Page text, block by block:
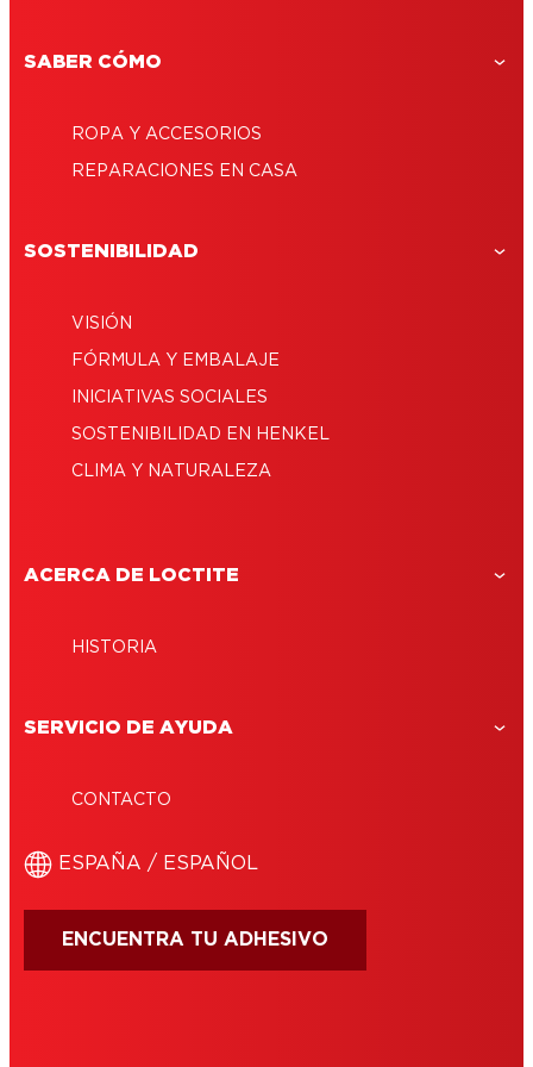
SABER CÓMO
ROPA Y ACCESORIOS
REPARACIONES EN CASA
SOSTENIBILIDAD
VISIÓN
FÓRMULA Y EMBALAJE
INICIATIVAS SOCIALES
SOSTENIBILIDAD EN HENKEL
CLIMA Y NATURALEZA
ACERCA DE LOCTITE
HISTORIA
SERVICIO DE AYUDA
CONTACTO
ESPAÑA / ESPAÑOL
ENCUENTRA TU ADHESIVO